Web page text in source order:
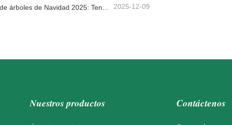
2025-12-09
Nuestros productos Contáctenos